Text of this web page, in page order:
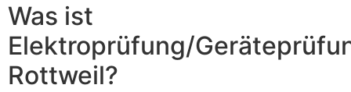
Was ist
Elektroprüfung/
Rottweil?